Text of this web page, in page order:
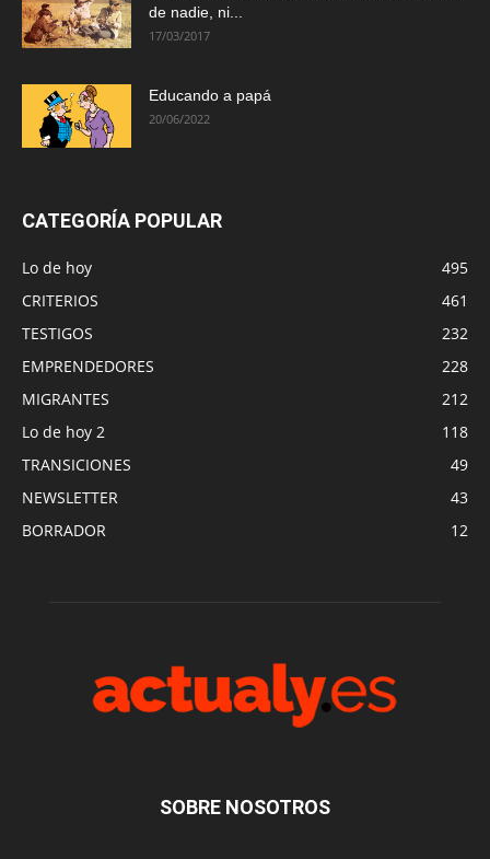
de nadie, ni...
17/03/2017
Educando a papá
20/06/2022
CATEGORÍA POPULAR
Lo de hoy
495
CRITERIOS
461
TESTIGOS
232
EMPRENDEDORES
228
MIGRANTES
212
Lo de hoy 2
118
TRANSICIONES
49
NEWSLETTER
43
BORRADOR
12
SOBRE NOSOTROS